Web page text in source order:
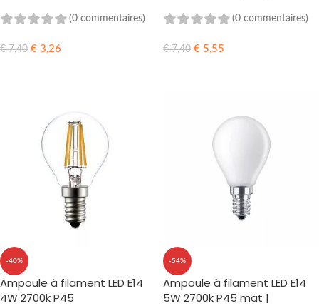
(0 commentaires)
€7,40 € 3,26
(0 commentaires)
€7,40 € 5,55
-40%
Ampoule à filament LED E14
4W 2700k P45
-54%
Ampoule à filament LED E14
5W 2700k P45 mat |